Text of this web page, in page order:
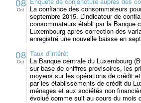
Oct La confiance des consommateurs
septembre 2015. L’indicateur de
consommateurs établi par la Banque
Luxembourg après correction des
enregistré une nouvelle baisse en
08
Oct
Taux d'intérêt
La Banque centrale du Luxembourg
sur base de chiffres provisoires, les
moyens sur les opérations de crédit
par les établissements de crédit du
ménages et aux sociétés non
évolué comme suit au cours du mois